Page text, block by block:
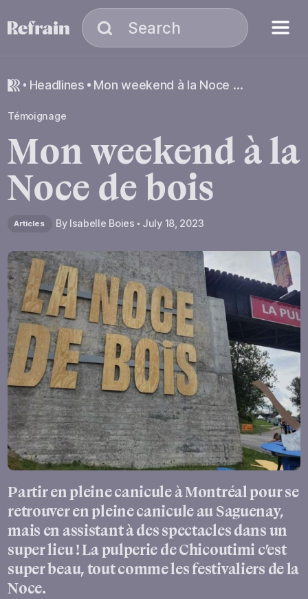
Search
headlines Mon weekend à la Noce de bois
Témoignage
Monweekendàla
Noce debois
Articles By Isabelle Boies July 18, 2023
Partir en pleine canicule à Montréal pour se
retrouver en pleine canicule au Saguenay,
mais en assistant à des spectacles dans un
super lieu ! La pulperie de Chicoutimi c’est
super beau, tout comme les festivaliers de la
Noce.